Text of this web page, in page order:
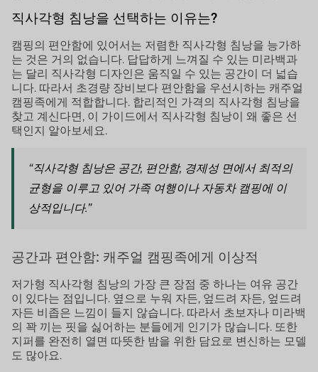
직사각형 침낭을 선택하는 이유는?
캠핑의 편안함에 있어서는 저렴한 직사각형 침낭을 능가하
는 것은 거의 없습니다. 답답하게 느껴질 수 있는 미라백과
는 달리 직사각형 디자인은 움직일 수 있는 공간이 더 넓습
니다. 따라서 초경량 장비보다 편안함을 우선시하는 캐주얼
캠핑족에게 적합합니다. 합리적인 가격의 직사각형 침낭을
찾고 계신다면, 이 가이드에서 직사각형 침낭이 왜 좋은 선
택인지 알아보세요.
“직사각형 침낭은 공간, 편안함, 경제성 면에서 최적의
균형을 이루고 있어 가족 여행이나 자동차 캠핑에 이
상적입니다.”
공간과 편안함: 캐주얼 캠핑족에게 이상적
저가형 직사각형 침낭의 가장 큰 장점 중 하나는 여유 공간
이 있다는 점입니다. 옆으로 누워 자든, 엎드려 자든, 엎드려
자든 비좁은 느낌이 들지 않습니다. 따라서 초보자나 미라백
의 꽉 끼는 핏을 싫어하는 분들에게 인기가 많습니다. 또한
지퍼를 완전히 열면 따뜻한 밤을 위한 담요로 변신하는 모델
도 많아요.